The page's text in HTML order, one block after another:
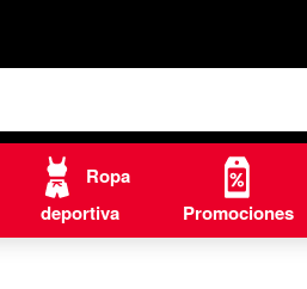
Ropa
deportiva
Promociones